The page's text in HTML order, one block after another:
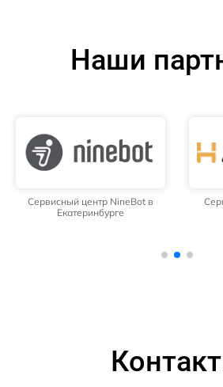
Наши
Сервисный центр NineBot в
Екатеринбурге